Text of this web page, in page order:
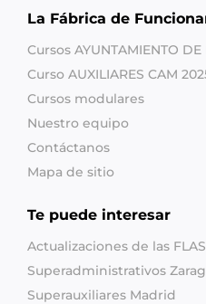
La Fábrica de
Cursos AYUNTAMIENTO
Curso AUXILIARES CAM
Cursos modulares
Nuestro equipo
Contáctanos
Mapa de sitio
Te puede interesar
Actualizaciones de las
Superadministrativos
Superauxiliares Madrid